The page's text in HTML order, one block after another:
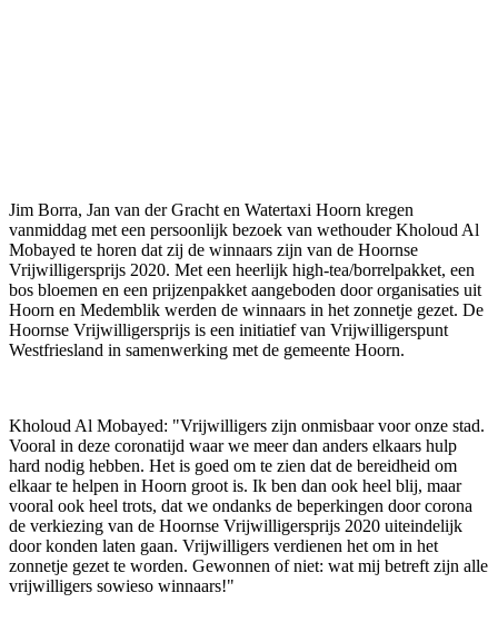
Jim Borra, Jan van der Gracht en Watertaxi Hoorn kregen
vanmiddag met een persoonlijk bezoek van wethouder Kholoud Al
Mobayed te horen dat zij de winnaars zijn van de Hoornse
Vrijwilligersprijs 2020. Met een heerlijk high-tea/borrelpakket, een
bos bloemen en een prijzenpakket aangeboden door organisaties uit
Hoorn en Medemblik werden de winnaars in het zonnetje gezet. De
Hoornse Vrijwilligersprijs is een initiatief van Vrijwilligerspunt
Westfriesland in samenwerking met de gemeente Hoorn.
Kholoud Al Mobayed: "Vrijwilligers zijn onmisbaar voor onze stad.
Vooral in deze coronatijd waar we meer dan anders elkaars hulp
hard nodig hebben. Het is goed om te zien dat de bereidheid om
elkaar te helpen in Hoorn groot is. Ik ben dan ook heel blij, maar
vooral ook heel trots, dat we ondanks de beperkingen door corona
de verkiezing van de Hoornse Vrijwilligersprijs 2020 uiteindelijk
door konden laten gaan. Vrijwilligers verdienen het om in het
zonnetje gezet te worden. Gewonnen of niet: wat mij betreft zijn alle
vrijwilligers sowieso winnaars!"